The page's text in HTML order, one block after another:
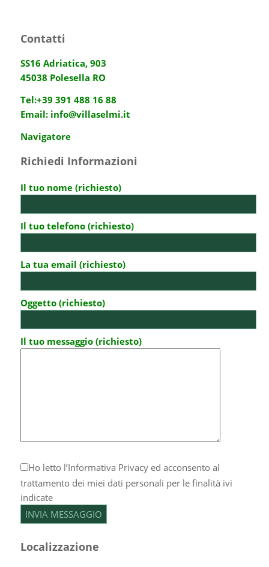
Contatti
SS16 Adriatica, 903
45038 Polesella RO
Tel:+39 391 488 16 88
Email: info@villaselmi.it
Navigatore
Richiedi Informazioni
Il tuo nome (richiesto)
Il tuo telefono (richiesto)
La tua email (richiesto)
Oggetto (richiesto)
Il tuo messaggio (richiesto)
Ho letto l’Informativa Privacyed acconsento al
trattamento dei miei dati personali per le finalità ivi
indicate
Localizzazione